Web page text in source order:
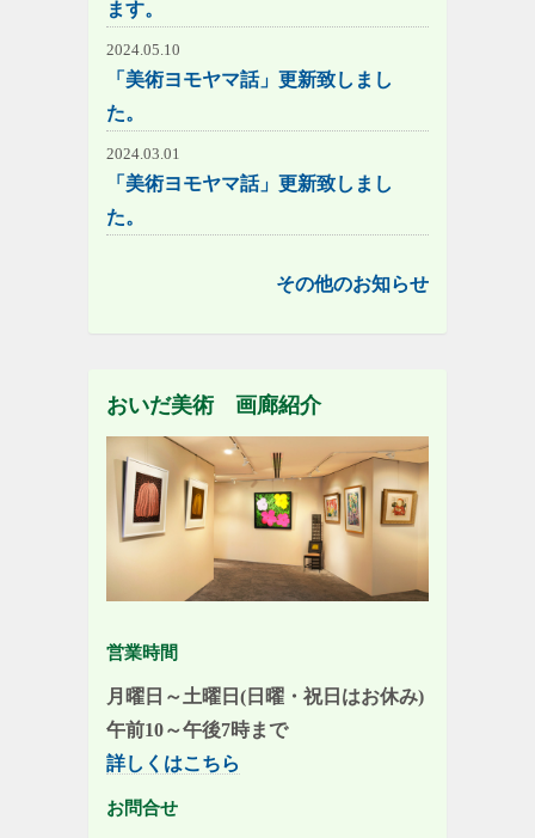
ます。
2024.05.10
「美術ヨモヤマ話」更新致しまし
た。
2024.03.01
「美術ヨモヤマ話」更新致しまし
た。
その他のお知らせ
おいだ美術 画廊紹介
営業時間
月曜日～土曜日(日曜・祝日はお休み)
午前10～午後7時まで
詳しくはこちら
お問合せ